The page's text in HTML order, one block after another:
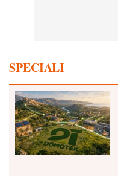
SPECIALI